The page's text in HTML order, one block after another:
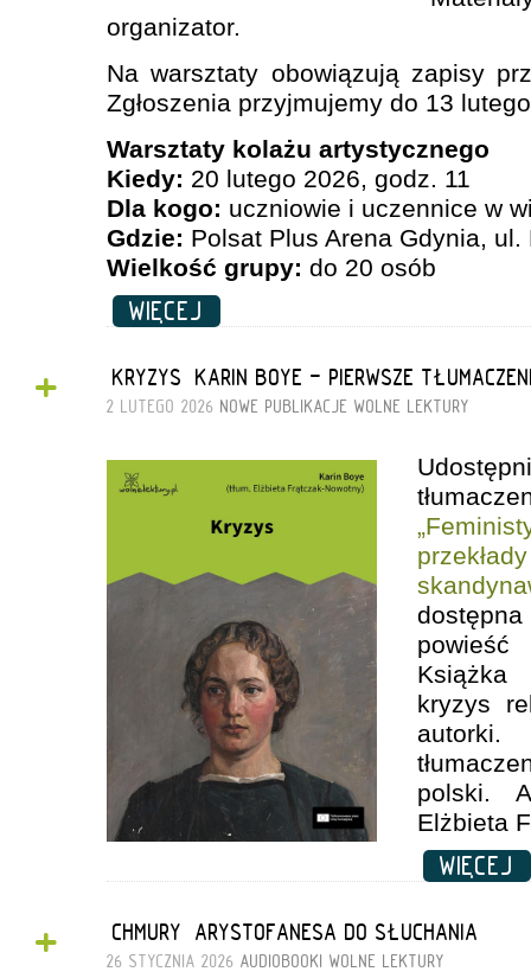
organizator.
Na warsztaty obowiązują zapisy
Zgłoszenia przyjmujemy do 13
Warsztaty kolażu artystycznego
Kiedy: 20 lutego 2026, godz. 11
Dla kogo: uczniowie i uczennice w
Gdzie: Polsat Plus Arena Gdynia,
Wielkość grupy: do 20 osób
WIĘCEJ
+ „KRYZYS” KARIN BOYE - PIERWSZE
2 LUTEGO 2026 NOWE PUBLIKACJE WOLNE LEKTURY
Książka
kryzys
polski.
Elżbieta
WIĘCEJ
+ „CHMURY” ARYSTOFANESA DO SŁUCHANIA
26 STYCZNIA 2026 AUDIOBOOKI WOLNE LEKTURY